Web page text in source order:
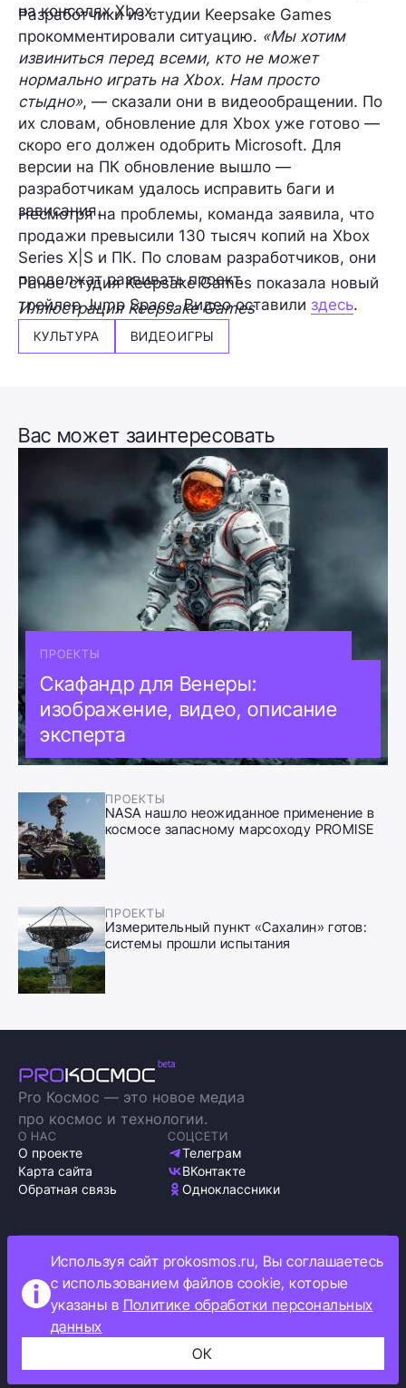
на консолях Xbox.
Разработчики из студии Keepsake Games
прокомментировали ситуацию. «Мы хотим
извиниться перед всеми, кто не может
нормально играть на Xbox. Нам просто
стыдно», — сказали они в видеообращении. По
их словам, обновление для Xbox уже готово —
скоро его должен одобрить Microsoft. Для
версии на ПК обновление вышло —
разработчикам удалось исправить баги и
зависания.
Несмотря на проблемы, команда заявила, что
продажи превысили 130 тысяч копий на Xbox
Series X|S и ПК. По словам разработчиков, они
продолжат развивать проект.
Ранее студия Keepsake Games показала новый
трейлер Jump Space. Видео оставили здесь.
Иллюстрация Keepsake Games
КУЛЬТУРА ВИДЕОИГРЫ
Вас может заинтересовать
ПРОЕКТЫ
Скафандр для Венеры:
изображение, видео, описание
эксперта
ПРОЕКТЫ
NASA нашло неожиданное применение в
космосе запасному марсоходу PROMISE
ПРОЕКТЫ
Измерительный пункт «Сахалин» готов:
системы прошли испытания
Pro Космос — это новое медиа
про космос и технологии.
О НАС
О проекте
Карта сайта
Обратная связь
СОЦСЕТИ
Телеграм
ВКонтакте
Одноклассники
Политика обработки персональных данных
Как мы используем cookie
Информация об ограничениях
Используя сайт prokosmos.ru, Вы соглашаетесь
с использованием файлов cookie, которые
указаны в Политике обработки персональных
данных
ОК